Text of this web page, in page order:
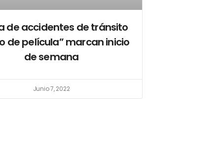
de accidentes de tránsito
de película” marcan inicio
de semana
Junio 7, 2022